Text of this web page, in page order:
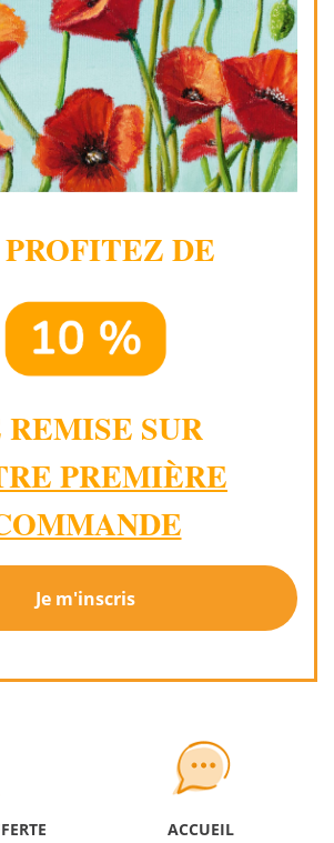
DE
REMISE SUR
PREMIÈRE
Je m'inscris
ACCUEIL